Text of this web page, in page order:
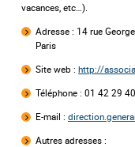
vacances, etc…).
Adresse : 14 rue
Paris
Site web : http://
Téléphone : 01 42 29
E-mail :
Autres adresses :